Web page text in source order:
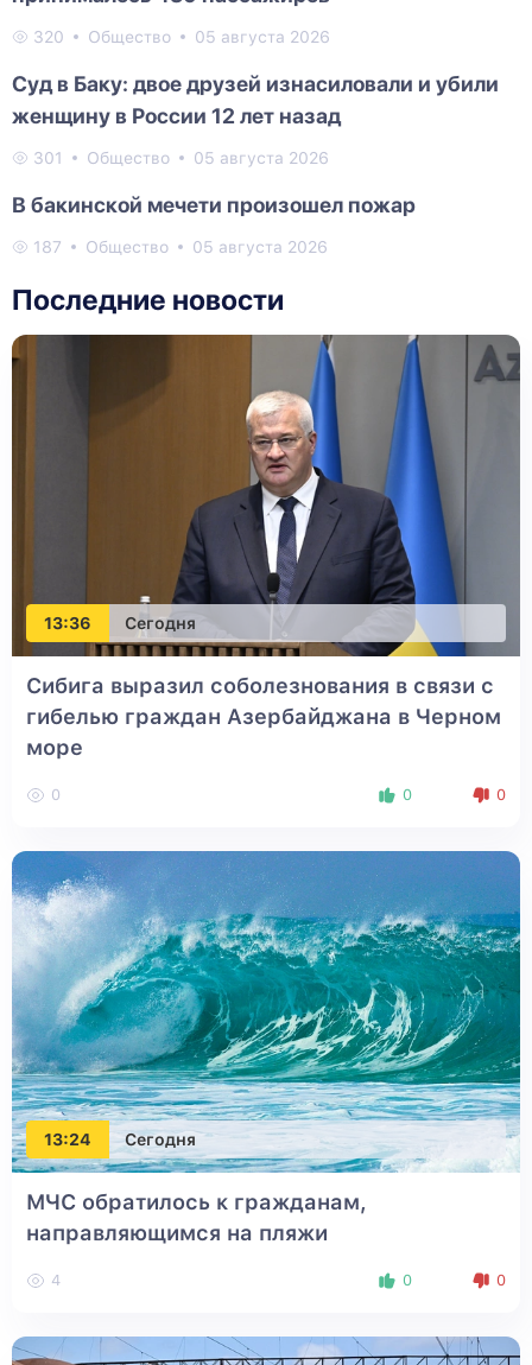
320 Общество 05 августа 2026
Суд в Баку: двое друзей изнасиловали и убили
женщину в России 12 лет назад
301 Общество 05 августа 2026
В бакинской мечети произошел пожар
187 Общество 05 августа 2026
Последние новости
13:36 Сегодня
Сибига выразил соболезнования в связи с
гибелью граждан Азербайджана в Черном
море
0 0 0
13:24 Сегодня
МЧС обратилось к гражданам,
направляющимся на пляжи
4 0 0